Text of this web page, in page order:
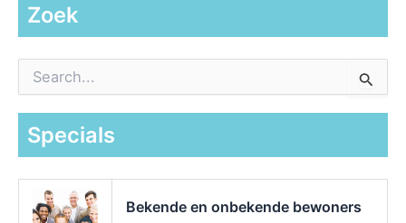
Zoek
a
Specials
Bekende en onbekende bewoners